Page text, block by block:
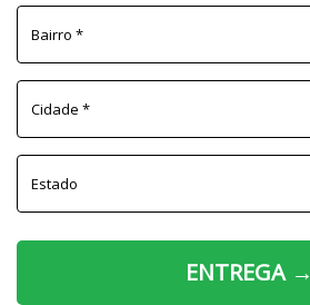
Bairro *
Cidade *
Estado
New York
ENTREGA →